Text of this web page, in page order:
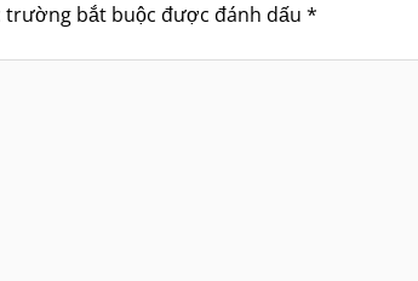
trường bắt buộc được đánh dấu *